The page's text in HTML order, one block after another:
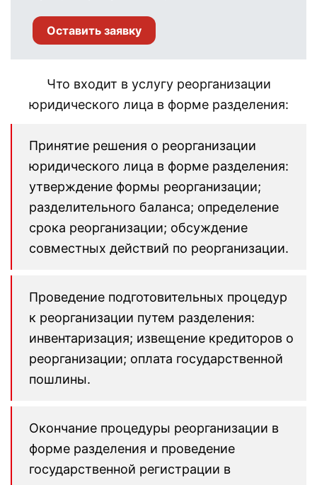
Оставить заявку
Что входит в услугу реорганизации
юридического лица в форме разделения:
Принятие решения о реорганизации
юридического лица в форме разделения:
утверждение формы реорганизации;
разделительного баланса; определение
срока реорганизации; обсуждение
совместных действий по реорганизации.
Проведение подготовительных процедур
к реорганизации путем разделения:
инвентаризация; извещение кредиторов о
реорганизации; оплата государственной
пошлины.
Окончание процедуры реорганизации в
форме разделения и проведение
государственной регистрации в